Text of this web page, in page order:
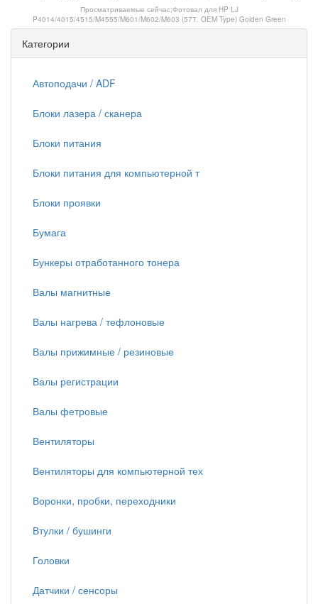
Просматриваемые сейчас:Фотовал для HP LJ
P4014/4015/4515/M4555/M601/M602/M603 (57Т. OEM Type) Golden Green
Категории
Автоподачи / ADF
Блоки лазера / сканера
Блоки питания
Блоки питания для компьютерной т
Блоки проявки
Бумага
Бункеры отработанного тонера
Валы магнитные
Валы нагрева / тефлоновые
Валы прижимные / резиновые
Валы регистрации
Валы фетровые
Вентиляторы
Вентиляторы для компьютерной тех
Воронки, пробки, переходники
Втулки / бушинги
Головки
Датчики / сенсоры